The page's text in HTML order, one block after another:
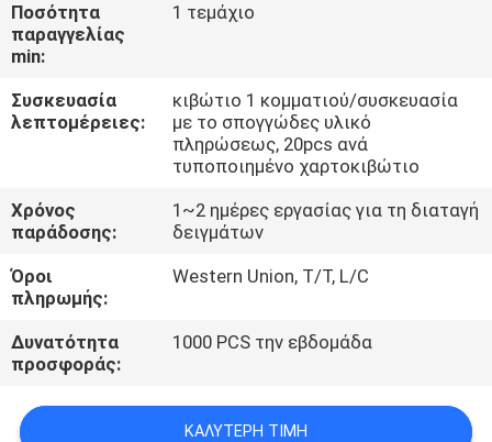
ΜΑΣ
ΣΕ
ΕΙΔΉΣΕΙΣ
ΖΗΤΉΣΤΕ
ΈΝΑ
ΑΠΌΣΠΑΣΜΑ
Ποσότητα
παραγγελίας
min:
1 τεμάχιο
Συσκευασία
λεπτομέρειες:
κιβώτιο 1 κομματιού/συσκευασία
με το σπογγώδες υλικό
πληρώσεως, 20pcs ανά
τυποποιημένο χαρτοκιβώτιο
Χρόνος
παράδοσης:
1~2 ημέρες εργασίας για τη διαταγή
δειγμάτων
Όροι
πληρωμής:
Western Union, T/T, L/C
Δυνατότητα
προσφοράς:
1000 PCS την εβδομάδα
ΚΑΛΎΤΕΡΗ ΤΙΜΉ